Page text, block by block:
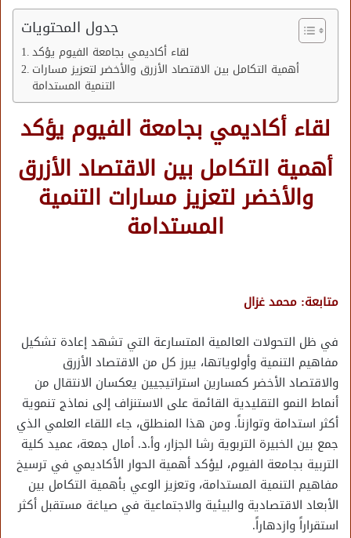
جدول المحتويات
لقاء أكاديمي بجامعة الفيوم يؤكد
أهمية التكامل بين الاقتصاد الأزرق والأخضر لتعزيز مسارات
التنمية المستدامة
لقاء أكاديمي بجامعة الفيوم يؤكد
أهمية التكامل بين الاقتصاد الأزرق
والأخضر لتعزيز مسارات التنمية
المستدامة
متابعة: محمد غزال
في ظل التحولات العالمية المتسارعة التي تشهد إعادة تشكيل
مفاهيم التنمية وأولوياتها، يبرز كل من الاقتصاد الأزرق
والاقتصاد الأخضر كمسارين استراتيجيين يعكسان الانتقال من
أنماط النمو التقليدية القائمة على الاستنزاف إلى نماذج تنموية
أكثر استدامة وتوازناً. ومن هذا المنطلق، جاء اللقاء العلمي الذي
جمع بين الخبيرة التربوية رشا الجزار، وأ.د. أمال جمعة، عميد كلية
التربية بجامعة الفيوم، ليؤكد أهمية الحوار الأكاديمي في ترسيخ
مفاهيم التنمية المستدامة، وتعزيز الوعي بأهمية التكامل بين
الأبعاد الاقتصادية والبيئية والاجتماعية في صياغة مستقبل أكثر
استقراراً وازدهاراً.